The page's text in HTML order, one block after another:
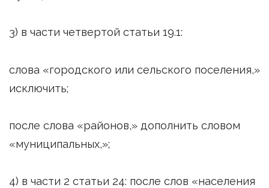
3) в части четвертой статьи 19.1:
слова «городского или сельского поселения,»
исключить;
после слова «районов,» дополнить словом
«муниципальных,»;
4) в части 2 статьи 24: после слов «населения